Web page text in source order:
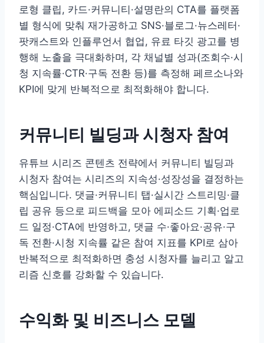
로형 클립, 카드·커뮤니티·설명란의 CTA를 플랫폼
별 형식에 맞춰 재가공하고 SNS·블로그·뉴스레터·
팟캐스트와 인플루언서 협업, 유료 타깃 광고를 병
행해 노출을 극대화하며, 각 채널별 성과(조회수·시
청 지속률·CTR·구독 전환 등)를 측정해 페르소나와
KPI에 맞게 반복적으로 최적화해야 합니다.
커뮤니티 빌딩과 시청자 참여
유튜브 시리즈 콘텐츠 전략에서 커뮤니티 빌딩과
시청자 참여는 시리즈의 지속성·성장성을 결정하는
핵심입니다. 댓글·커뮤니티 탭·실시간 스트리밍·클
립 공유 등으로 피드백을 모아 에피소드 기획·업로
드 일정·CTA에 반영하고, 댓글 수·좋아요·공유·구
독 전환·시청 지속률 같은 참여 지표를 KPI로 삼아
반복적으로 최적화하면 충성 시청자를 늘리고 알고
리즘 신호를 강화할 수 있습니다.
수익화 및 비즈니스 모델